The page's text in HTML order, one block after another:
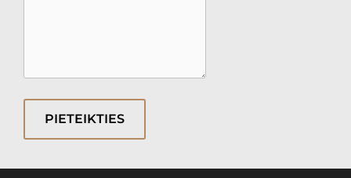
PIETEIKTIES